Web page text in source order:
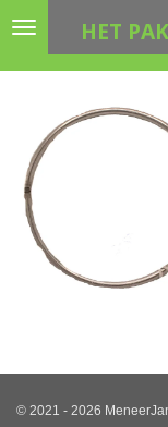
Ga
hoofdinhoud
HET
© 2021 - 2026